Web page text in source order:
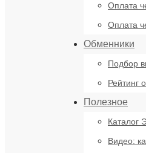
Оплата
Оплата
Обменники
Подбор
Рейтинг
Полезное
Каталог
Видео: